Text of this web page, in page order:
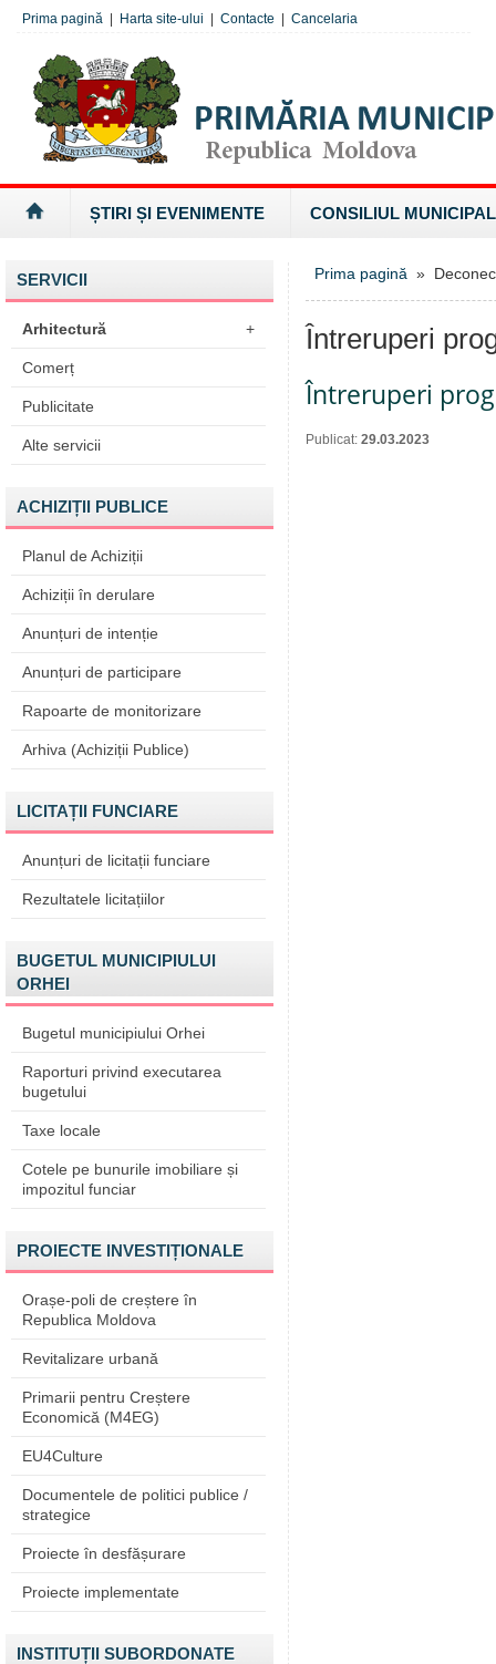
Prima pagină Harta site-ului Contacte Cancelaria
ȘTIRI ȘI EVENIMENTE CONSILIUL MUNICIPAL
SERVICII
Arhitectură +
Comerț
Publicitate
Alte servicii
ACHIZIȚII PUBLICE
Planul de Achiziții
Achiziții în derulare
Anunțuri de intenție
Anunțuri de participare
Rapoarte de monitorizare
Arhiva (Achiziții Publice)
LICITAȚII FUNCIARE
Anunțuri de licitații funciare
Rezultatele licitațiilor
BUGETUL MUNICIPIULUI
ORHEI
Bugetul municipiului Orhei
Raporturi privind executarea
bugetului
Taxe locale
Cotele pe bunurile imobiliare și
impozitul funciar
PROIECTE INVESTIȚIONALE
Orașe-poli de creștere în
Republica Moldova
Revitalizare urbană
Primarii pentru Creștere
Economică (M4EG)
EU4Culture
Documentele de politici publice /
strategice
Proiecte în desfășurare
Proiecte implementate
INSTITUȚII SUBORDONATE
Prima pagină »
Întreruperi
Întreruperi
Publicat: 29.03.2023